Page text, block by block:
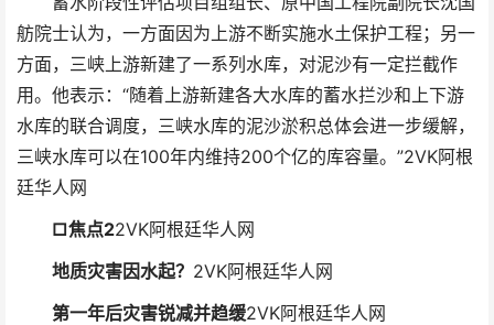
舫院士认为，一方面因为上游不断实施水土保护工程；另一
方面，三峡上游新建了一系列水库，对泥沙有一定拦截作
用。他表示：“随着上游新建各大水库的蓄水拦沙和上下游
水库的联合调度，三峡水库的泥沙淤积总体会进一步缓解，
三峡水库可以在100年内维持200个亿的库容量。”2VK阿根
廷华人网
□焦点22VK阿根廷华人网
地质灾害因水起？ 2VK阿根廷华人网
第一年后灾害锐减并趋缓2VK阿根廷华人网